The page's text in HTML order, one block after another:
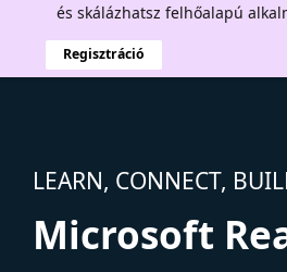
és skálázhatsz felhőalapú
Regisztráció
LEARN, CONNECT,
Microsoft